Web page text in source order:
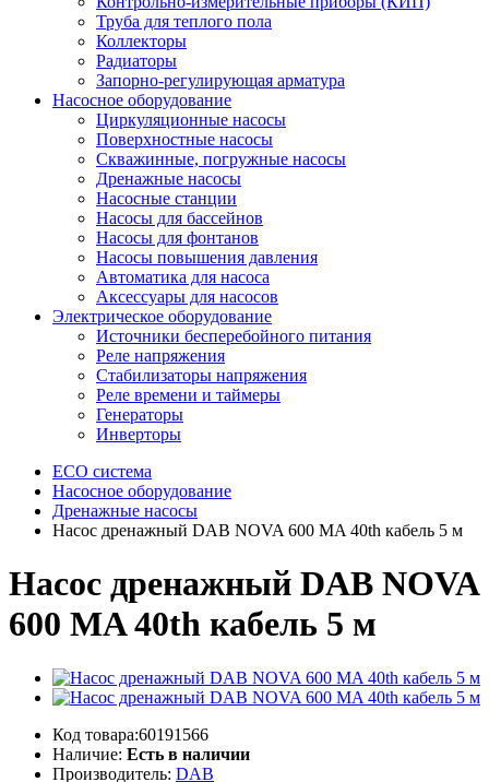
Труба для теплого пола
Коллекторы
Радиаторы
Запорно-регулирующая арматура
Насосное оборудование
Циркуляционные насосы
Поверхностные насосы
Скважинные, погружные насосы
Дренажные насосы
Насосные станции
Насосы для бассейнов
Насосы для фонтанов
Насосы повышения давления
Автоматика для насоса
Аксессуары для насосов
Электрическое оборудование
Источники бесперебойного питания
Реле напряжения
Стабилизаторы напряжения
Реле времени и таймеры
Генераторы
Инверторы
ECO система
Насосное оборудование
Дренажные насосы
Насос дренажный DAB NOVA 600 MA 40th кабель 5 м
Насос дренажный DAB NOVA
600 MA 40th кабель 5 м
Код товара:60191566
Наличие: Есть в наличии
Производитель: DAB